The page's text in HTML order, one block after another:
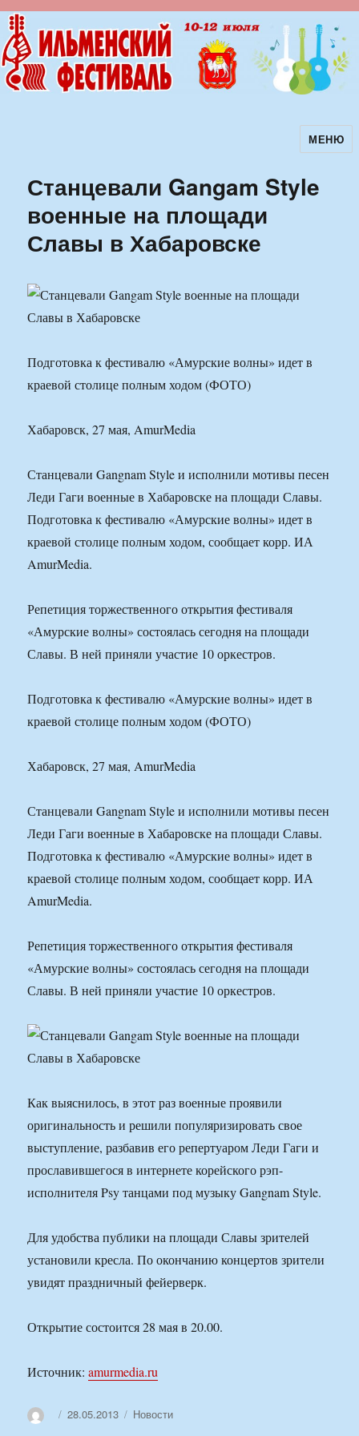
Ильменский фестиваль авторскойМЕНЮ
Станцевали Gangam Style
военные на площади
Славы в Хабаровске
Подготовка к фестивалю «Амурские волны» идет в
краевой столице полным ходом (ФОТО)
Хабаровск, 27 мая, AmurMedia
Станцевали Gangnam Style и исполнили мотивы песен
Леди Гаги военные в Хабаровске на площади Славы.
Подготовка к фестивалю «Амурские волны» идет в
краевой столице полным ходом, сообщает корр. ИА
AmurMedia.
Репетиция торжественного открытия фестиваля
«Амурские волны» состоялась сегодня на площади
Славы. В ней приняли участие 10 оркестров.
Подготовка к фестивалю «Амурские волны» идет в
краевой столице полным ходом (ФОТО)
Хабаровск, 27 мая, AmurMedia
Станцевали Gangnam Style и исполнили мотивы песен
Леди Гаги военные в Хабаровске на площади Славы.
Подготовка к фестивалю «Амурские волны» идет в
краевой столице полным ходом, сообщает корр. ИА
AmurMedia.
Репетиция торжественного открытия фестиваля
«Амурские волны» состоялась сегодня на площади
Славы. В ней приняли участие 10 оркестров.
Как выяснилось, в этот раз военные проявили
оригинальность и решили популяризировать свое
выступление, разбавив его репертуаром Леди Гаги и
прославившегося в интернете корейского рэп-
исполнителя Psy танцами под музыку Gangnam Style.
Для удобства публики на площади Славы зрителей
установили кресла. По окончанию концертов зрители
увидят праздничный фейерверк.
Открытие состоится 28 мая в 20.00.
Источник:amurmedia.ru
АвторОпубликовано
28.05.2013 Рубрики
Новости